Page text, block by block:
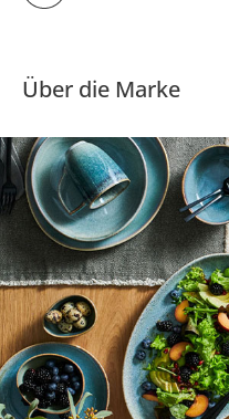
Über die Marke